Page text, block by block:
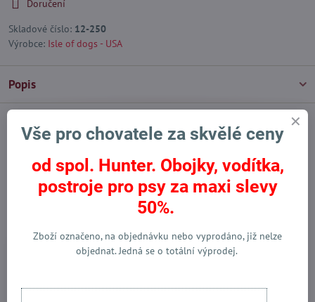
Doručení
Skladové číslo: 12-250
Výrobce: Isle of dogs - USA
Popis
FacebookTwitterBlueskyPinterestReddit LinkedInWhatsApp
E-
mail
Předchozí produkt Následující produkt
Alternativní produkty
Vše pro chovatele za skvělé ceny
od spol. Hunter. Obojky, vodítka,
postroje pro psy za maxi slevy
50%.
Zboží označeno, na objednávku nebo vyprodáno, již nelze
objednat. Jedná se o totální výprodej.